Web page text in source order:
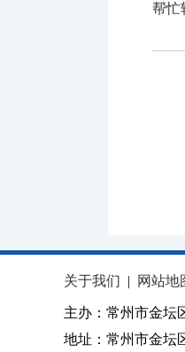
帮忙
关于我们 | 网站地
主办：常州市金坛
地址：常州市金坛